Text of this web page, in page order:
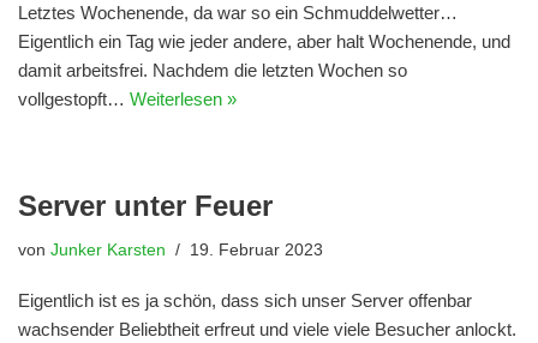
Letztes Wochenende, da war so ein Schmuddelwetter…
Eigentlich ein Tag wie jeder andere, aber halt Wochenende, und
damit arbeitsfrei. Nachdem die letzten Wochen so
vollgestopft… Weiterlesen »
Server unter Feuer
von Junker Karsten 19. Februar 2023
Eigentlich ist es ja schön, dass sich unser Server offenbar
wachsender Beliebtheit erfreut und viele viele Besucher anlockt.